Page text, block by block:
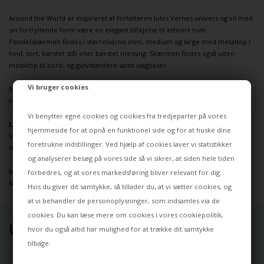
Vi bruger cookies
Vi benytter egne cookies og cookies fra tredjeparter på vores
hjemmeside for at opnå en funktionel side og for at huske dine
foretrukne indstillinger. Ved hjælp af cookies laver vi statistikker
og analyserer besøg på vores side så vi sikrer, at siden hele tiden
forbedres, og at vores markedsføring bliver relevant for dig.
Hvis du giver dit samtykke, så tillader du, at vi sætter cookies, og
at vi behandler de personoplysninger, som indsamles via de
cookies. Du kan læse mere om cookies i vores cookiepolitik,
hvor du også altid har mulighed for at trække dit samtykke
tilbage.
Around the World er inspireret af forfatteren Jules Vernes univers og vil med
sin fortryllende form være en elegant tilføjelse til ethvert rum.
Pendelskærmen findes i størrelserne mini, medium og large med metaltop i
hvid, sort, børstet stål eller børstet messing. Skærmen findes også uden
metaltop til bord- og gulvstandere samt vægbaser.
Bemærk venligst at mindre ufuldkommenheder er en naturlig del af det
håndlavede design og gør hver skærm unik.
Lampeskærmen skal kombineres med et ophæng, som købes særskilt.
Vælg eksempelvis E27-ophænget Cord Set Pro fra
Umage
skærmes vægt på 2,8 kg.
Mål: Ø35,4 x H43,4 cm
Materiale: Glas, stål
UDVALGT TIL DIG ⭐